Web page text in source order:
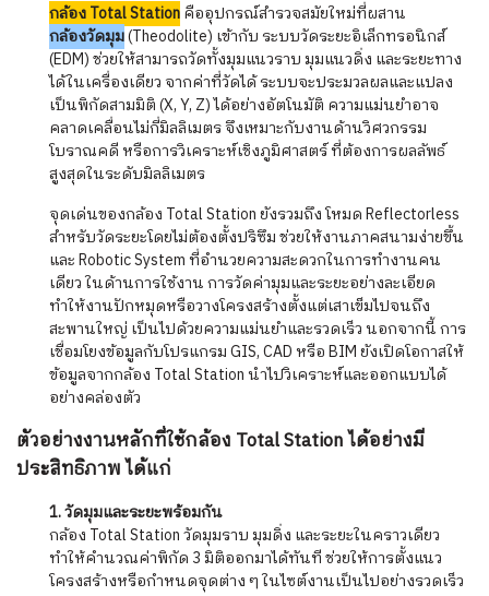
กล้อง Total Stationคืออุปกรณ์สำรวจสมัยใหม่ที่ผสาน
กล้องวัดมุม(Theodolite) เข้ากับ ระบบวัดระยะอิเล็กทรอนิกส์
(EDM) ช่วยให้สามารถวัดทั้งมุมแนวราบ มุมแนวดิ่ง และระยะทาง
ได้ในเครื่องเดียว จากค่าที่วัดได้ ระบบจะประมวลผลและแปลง
เป็นพิกัดสามมิติ (X, Y, Z) ได้อย่างอัตโนมัติ ความแม่นยำอาจ
คลาดเคลื่อนไม่กี่มิลลิเมตร จึงเหมาะกับงานด้านวิศวกรรม
โบราณคดี หรือการวิเคราะห์เชิงภูมิศาสตร์ ที่ต้องการผลลัพธ์
สูงสุดในระดับมิลลิเมตร
จุดเด่นของกล้อง Total Station ยังรวมถึง โหมด Reflectorless
สำหรับวัดระยะโดยไม่ต้องตั้งปริซึม ช่วยให้งานภาคสนามง่ายขึ้น
และ Robotic System ที่อำนวยความสะดวกในการทำงานคน
เดียว ในด้านการใช้งาน การวัดค่ามุมและระยะอย่างละเอียด
ทำให้งานปักหมุดหรือวางโครงสร้างตั้งแต่เสาเข็มไปจนถึง
สะพานใหญ่ เป็นไปด้วยความแม่นยำและรวดเร็ว นอกจากนี้ การ
เชื่อมโยงข้อมูลกับโปรแกรม GIS, CAD หรือ BIM ยังเปิดโอกาสให้
ข้อมูลจากกล้อง Total Station นำไปวิเคราะห์และออกแบบได้
อย่างคล่องตัว
ตัวอย่างงานหลักที่ใช้กล้อง Total Station ได้อย่างมี
ประสิทธิภาพ ได้แก่
1. วัดมุมและระยะพร้อมกัน
กล้อง Total Station วัดมุมราบ มุมดิ่ง และระยะในคราวเดียว
ทำให้คำนวณค่าพิกัด 3 มิติออกมาได้ทันทีช่วยให้การตั้งแนว
โครงสร้างหรือกำหนดจุดต่าง ๆ ในไซต์งานเป็นไปอย่างรวดเร็ว